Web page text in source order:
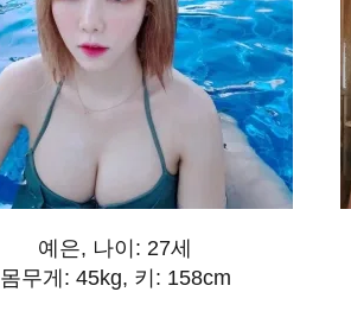
예은, 나이: 27세
몸무게: 45kg, 키: 158cm